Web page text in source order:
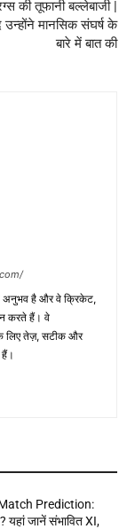
की तूफानी बल्लेबाजी |
उन्होंने मानसिक संघर्ष के
बारे में बात की
अनुभव है और वे क्रिकेट,
करते हैं। वे
लिए तेज़, सटीक और
Prediction:
यहां जानें संभावित XI,